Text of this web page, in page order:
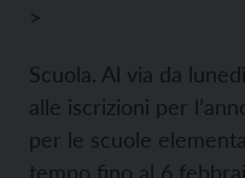
>
Scuola. Al via da
alle iscrizioni per
per le scuole
tempo fino al 6